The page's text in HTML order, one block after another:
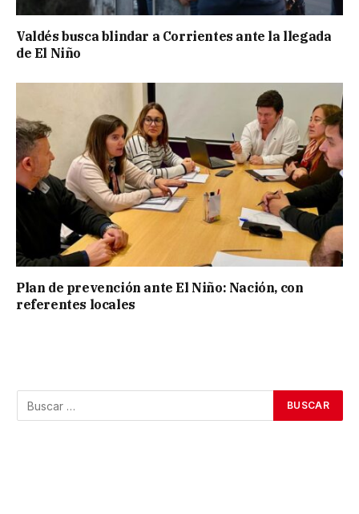
Valdés busca blindar a Corrientes ante la llegada
de El Niño
Plan de prevención ante El Niño: Nación, con
referentes locales